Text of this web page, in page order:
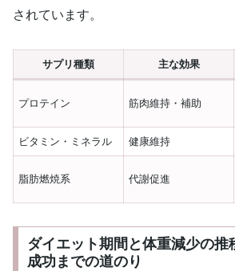
されています。
サプリ種類 主な効果
プロテイン 筋肉維持・補助
ビタミン・ミネラル 健康維持
脂肪燃焼系 代謝促進
ダイエット期間と体重減少の推
成功までの道のり